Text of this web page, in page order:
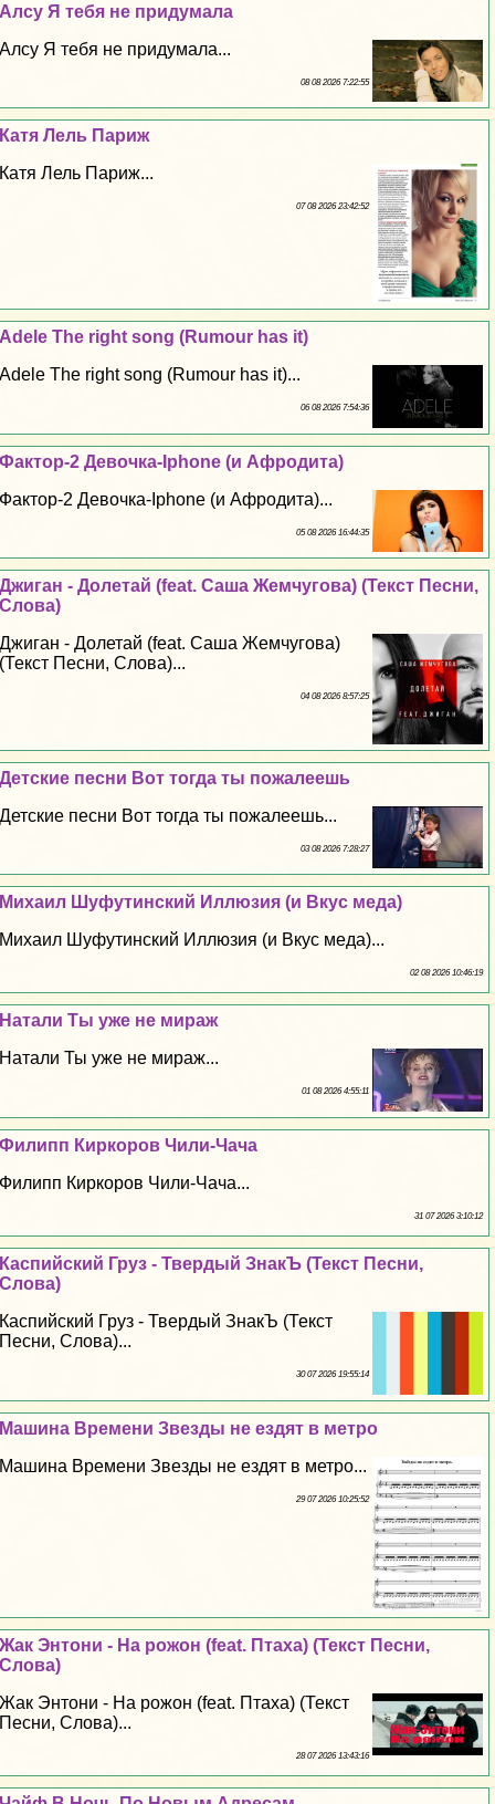
Алсу Я тебя не придумала
Алсу Я тебя не придумала...
08 08 2026 7:22:55
Катя Лель Париж
Катя Лель Париж...
07 08 2026 23:42:52
Adele The right song (Rumour has it)
Adele The right song (Rumour has it)...
06 08 2026 7:54:36
Фактор-2 Дeвoчка-Iphone (и Афродита)
Фактор-2 Дeвoчка-Iphone (и Афродита)...
05 08 2026 16:44:35
Джиган - Долетай (feat. Саша Жемчугова) (Текст Песни,
Слова)
Джиган - Долетай (feat. Саша Жемчугова)
(Текст Песни, Слова)...
04 08 2026 8:57:25
Детские песни Вот тогда ты пожалеешь
Детские песни Вот тогда ты пожалеешь...
03 08 2026 7:28:27
Михаил Шуфутинский Иллюзия (и Вкус меда)
Михаил Шуфутинский Иллюзия (и Вкус меда)...
02 08 2026 10:46:19
Натали Ты уже не мираж
Натали Ты уже не мираж...
01 08 2026 4:55:11
Филипп Киркоров Чили-Чача
Филипп Киркоров Чили-Чача...
31 07 2026 3:10:12
Каспийский Груз - Твердый ЗнакЪ (Текст Песни,
Слова)
Каспийский Груз - Твердый ЗнакЪ (Текст
Песни, Слова)...
30 07 2026 19:55:14
Машина Времени Звезды не ездят в метро
Машина Времени Звезды не ездят в метро...
29 07 2026 10:25:52
Жак Энтони - На рожон (feat. Птаха) (Текст Песни,
Слова)
Жак Энтони - На рожон (feat. Птаха) (Текст
Песни, Слова)...
28 07 2026 13:43:16